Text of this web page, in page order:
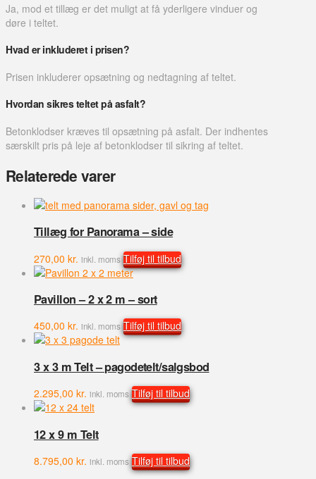
Ja, mod et tillæg er det muligt at få yderligere vinduer og
døre i teltet.
Hvad er inkluderet i prisen?
Prisen inkluderer opsætning og nedtagning af teltet.
Hvordan sikres teltet på asfalt?
Betonklodser kræves til opsætning på asfalt. Der indhentes
særskilt pris på leje af betonklodser til sikring af teltet.
Relaterede varer
Tillæg for Panorama – side
270,00 kr. inkl. moms Tilføj til tilbud
Pavillon – 2 x 2 m – sort
450,00 kr. inkl. moms Tilføj til tilbud
3 x 3 m Telt – pagodetelt/salgsbod
2.295,00 kr. inkl. moms Tilføj til tilbud
12 x 9 m Telt
8.795,00 kr. inkl. moms Tilføj til tilbud